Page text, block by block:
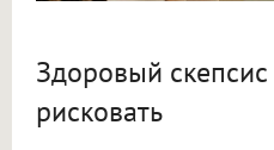
Здоровый скепсис
рисковать